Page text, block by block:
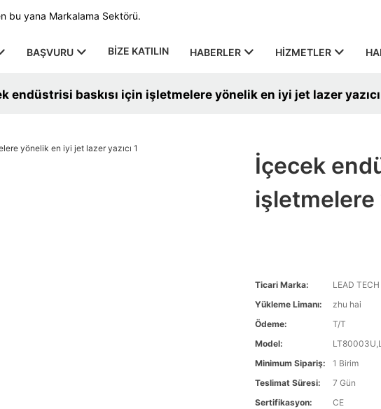
bu yana Markalama Sektörü.
BAŞVURU BIZE KATILIN HABERLER HIZMETLER
endüstrisi baskısı için işletmelere yönelik en iyi jet lazer yazıcı
İçecek
işletmelere
Ticari Marka:
LEAD TECH
Yükleme Limanı:
zhu hai
Ödeme:
T/T
Model:
Minimum Sipariş:
1 Birim
Teslimat Süresi:
7 Gün
Sertifikasyon:
CE